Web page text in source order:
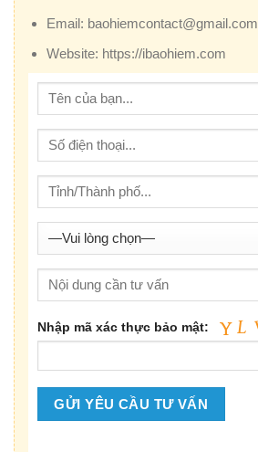
Email: baohiemcontact@gmail.com
Website: https://ibaohiem.com
Nhập mã xác thực bảo mật: